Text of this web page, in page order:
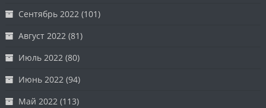
Сентябрь 2022 (101)
Август 2022 (81)
Июль 2022 (80)
Июнь 2022 (94)
Май 2022 (113)